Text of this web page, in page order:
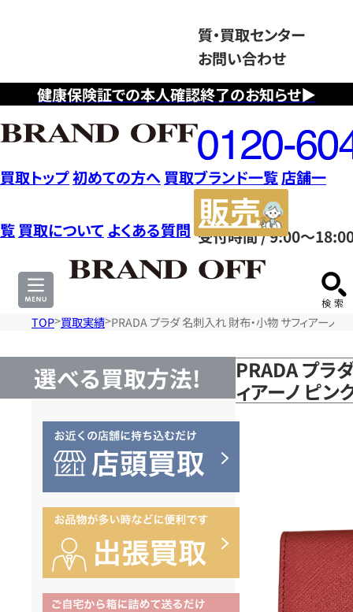
健康保険証での本人確認終了のお知らせ▶
質・買取センター
お問い合わせ
フ
リ
ー
ダ
イ
ヤ
ル
0120604117
受付時間 / 9:00～
買取トップ初めての方へ 買取ブランド一覧店舗一
覧 買取について よくある質問
サ
TOP 買取実績 PRADA プラダ 名刺入れ 財布・小物 サフィアーノ
選べる買取方法!
PRADA プラ
ィアーノ ピ